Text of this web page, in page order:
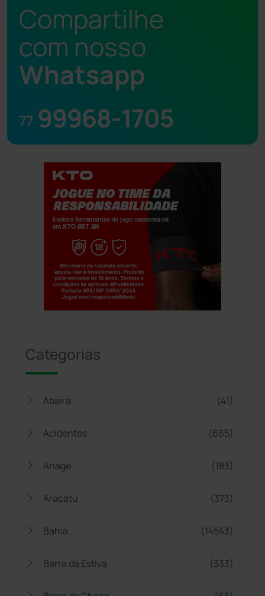
Compartilhe
com nosso
Whatsapp
77 99968-1705
Categorias
Abaíra (41)
Acidentes (665)
Anagé (183)
Aracatu (373)
Bahia (14543)
Barra da Estiva (333)